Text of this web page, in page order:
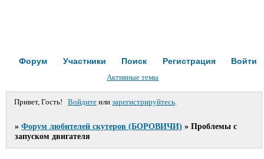
Форум Участники Поиск Регистрация Войти
Активные темы
Привет, Гость! Войдите илизарегистрируйтесь.
»Форум любителей скутеров (БОРОВИЧИ) »Проблемы с
запуском двигателя